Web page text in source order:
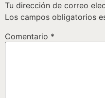
Tu dirección de correo
Los campos obligatorios
Comentario *